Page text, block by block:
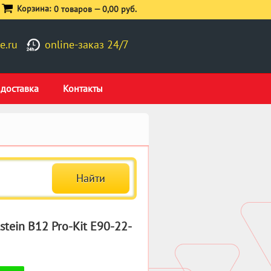
online-заказ 24/7
Контакты
Корзина: 0 товаров —0,00 руб.
B12 Pro-Kit E90-22-